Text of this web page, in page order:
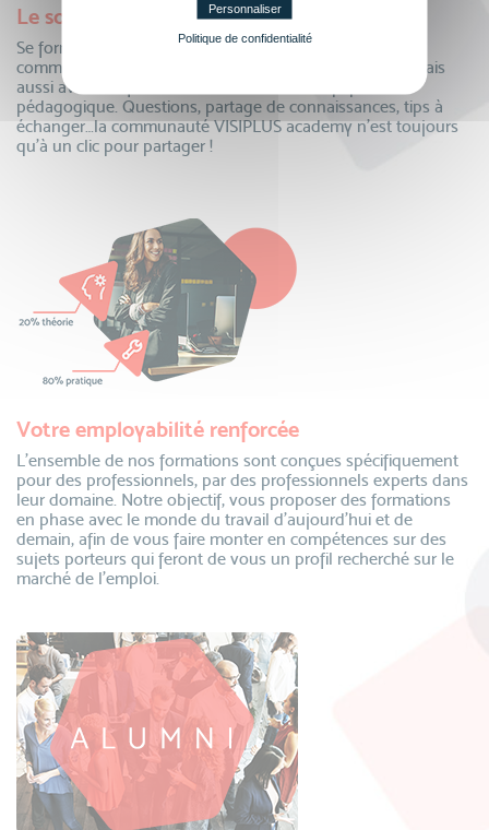
Le soutien de toute une communauté
Se former à distance oui, mais auprès de toute une
communauté ! Echangez au quotidien avec vos pairs, mais
aussi avec vos formateurs et toute notre équipe
pédagogique. Questions, partage de connaissances, tips à
échanger…la communauté VISIPLUS academy n’est toujours
qu’à un clic pour partager !
Votre employabilité renforcée
L’ensemble de nos formations sont conçues spécifiquement
pour des professionnels, par des professionnels experts dans
leur domaine. Notre objectif, vous proposer des formations
en phase avec le monde du travail d’aujourd’hui et de
demain, afin de vous faire monter en compétences sur des
sujets porteurs qui feront de vous un profil recherché sur le
marché de l’emploi.
Personnaliser
Politique de confidentialité